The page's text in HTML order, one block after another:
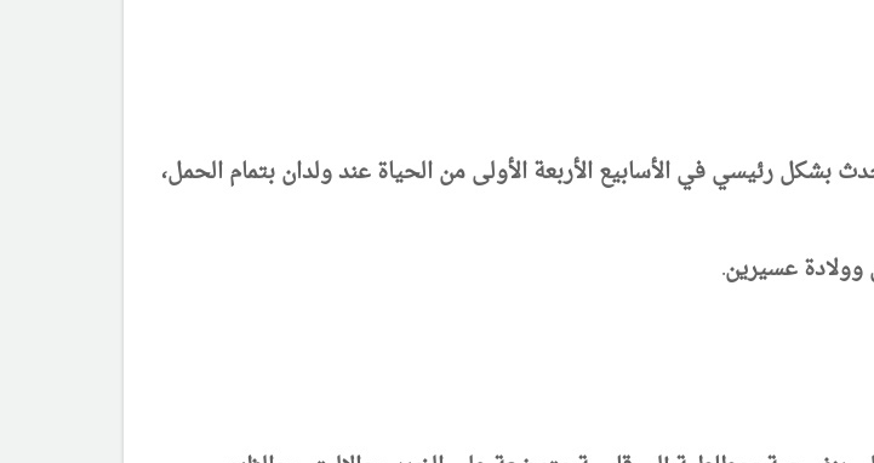
رئيسي في الأسابيع الأربعة الأولى من الحياة عند ولدان بتمام الحمل،
عسيرين.